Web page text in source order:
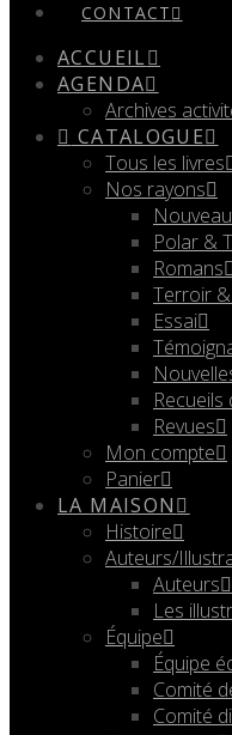
CONTACT
ACCUEIL
AGENDA
Archives
CATALOGUE
Tous les livres
Nos rayons
Polar &
Romans
Terroir
Essai
Revues
Mon compte
Panier
LA MAISON
Histoire
Auteurs/
Auteurs
Les
Équipe
Équipe
Comité
Comité